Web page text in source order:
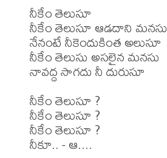
నీకేం తెలుసూ
నీకేం తెలుసూ ఆడదాని మనసు
నేనంటే నీకెందుకింత అలుసూ
నీకేం తెలుసు అసలైన మనసు
నావద్ద సాగదు నీ దురుసూ
నీకేం తెలుసూ ?
నీకేం తెలుసూ ?
నీకేం తెలుసూ ?
నీకూ.. - ఆ....